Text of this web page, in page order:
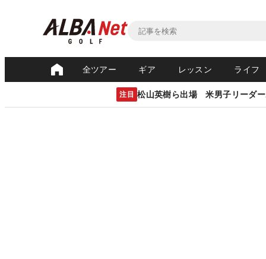
全ツアー ギア レッスン ライフ
注目 松山英樹ら出場 米男子リーダ